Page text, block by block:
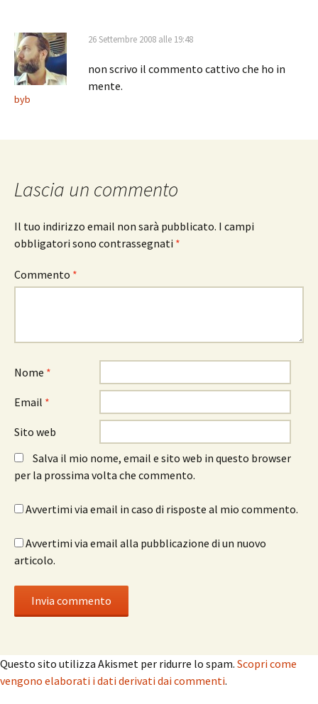
byb
26 Settembre 2008 alle 19:48
non scrivo il commento cattivo che ho in
mente.
Lascia un commento
Il tuo indirizzo email non sarà pubblicato. I campi
obbligatori sono contrassegnati *
Commento *
Nome *
Email *
Sito web
Salva il mio nome, email e sito web in questo browser
per la prossima volta che commento.
Avvertimi via email in caso di risposte al mio commento.
Avvertimi via email alla pubblicazione di un nuovo
articolo.
Questo sito utilizza Akismet per ridurre lo spam. Scopri come
vengono elaborati i dati derivati dai commenti.